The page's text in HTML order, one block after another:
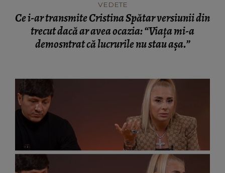
VEDETE
Ce i-ar transmite Cristina Spătar versiunii din
trecut dacă ar avea ocazia: “Viața mi-a
demosntrat că lucrurile nu stau așa.”